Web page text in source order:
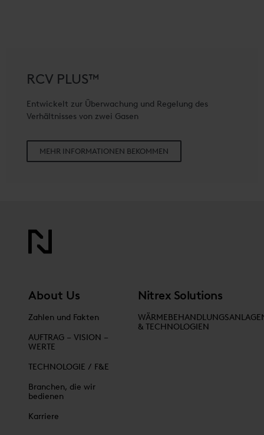
RCV PLUS™
Entwickelt zur Überwachung und Regelung des
Verhältnisses von zwei Gasen
MEHR INFORMATIONEN BEKOMMEN
About Us
Zahlen und Fakten
AUFTRAG – VISION –
WERTE
TECHNOLOGIE / F&E
Branchen, die wir
bedienen
Karriere
Nitrex Solutions
& TECHNOLOGIEN